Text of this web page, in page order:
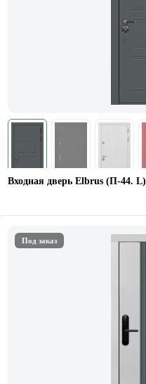
Входная дверь Elbrus (П-44. L)
Под заказ